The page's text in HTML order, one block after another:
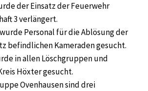
der Einsatz der Feuerwehr
3 verlängert.
Personal für die Ablösung der
befindlichen Kameraden gesucht.
in allen Löschgruppen und
Höxter gesucht.
Ovenhausen sind drei